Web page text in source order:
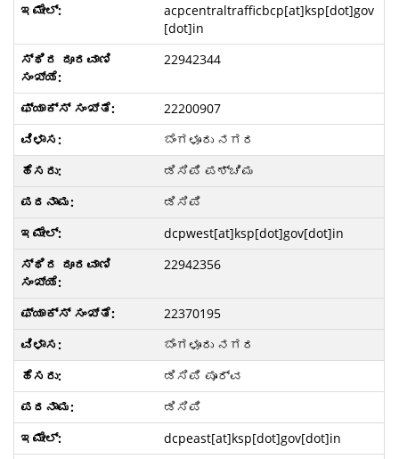
acpcentraltrafficbcp[at]ksp[dot]gov
[dot]in
22942344
22200907
ಬೆಂಗಳೂರು ನಗರ
ಡಿಸಿಪಿ ಪಶ್ಚಿಮ
ಡಿಸಿಪಿ
dcpwest[at]ksp[dot]gov[dot]in
22942356
22370195
ಬೆಂಗಳೂರು ನಗರ
ಡಿಸಿಪಿ ಪೂರ್ವ
ಡಿಸಿಪಿ
dcpeast[at]ksp[dot]gov[dot]in